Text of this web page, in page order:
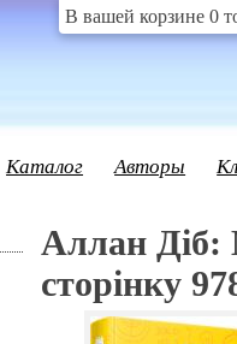
В вашей корзине 0
Каталог Авторы
Аллан Діб:
сторінку